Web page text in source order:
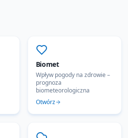
Biomet
Wpływ pogody na zdrowie –
prognoza
biometeorologiczna
Otwórz